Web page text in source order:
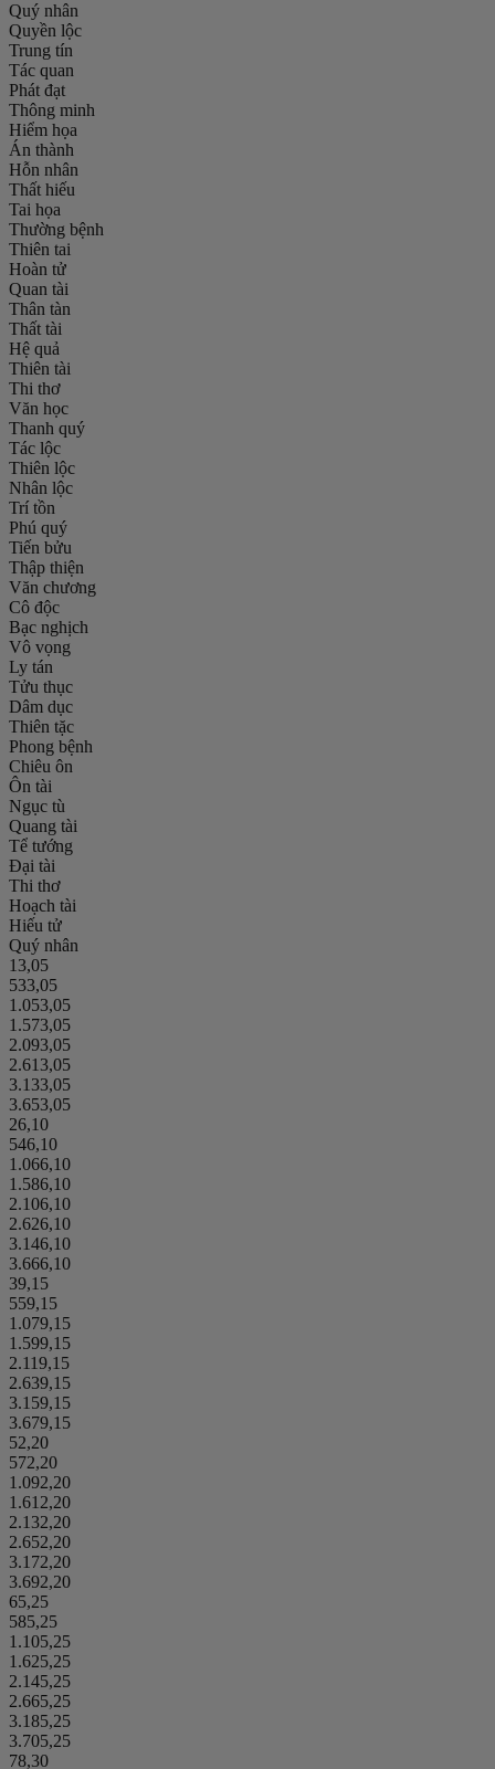
Quý nhân
Quyền lộc
Trung tín
Tác quan
Phát đạt
Thông minh
Hiểm họa
Án thành
Hỗn nhân
Thất hiếu
Tai họa
Thường bệnh
Thiên tai
Hoàn tử
Quan tài
Thân tàn
Thất tài
Hệ quả
Thiên tài
Thi thơ
Văn học
Thanh quý
Tác lộc
Thiên lộc
Nhân lộc
Trí tồn
Phú quý
Tiến bửu
Thập thiện
Văn chương
Cô độc
Bạc nghịch
Vô vọng
Ly tán
Tửu thục
Dâm dục
Thiên tặc
Phong bệnh
Chiêu ôn
Ôn tài
Ngục tù
Quang tài
Tể tướng
Đại tài
Thi thơ
Hoạch tài
Hiếu tử
Quý nhân
13,05
533,05
1.053,05
1.573,05
2.093,05
2.613,05
3.133,05
3.653,05
26,10
546,10
1.066,10
1.586,10
2.106,10
2.626,10
3.146,10
3.666,10
39,15
559,15
1.079,15
1.599,15
2.119,15
2.639,15
3.159,15
3.679,15
52,20
572,20
1.092,20
1.612,20
2.132,20
2.652,20
3.172,20
3.692,20
65,25
585,25
1.105,25
1.625,25
2.145,25
2.665,25
3.185,25
3.705,25
78,30